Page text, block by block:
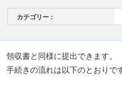
カテゴリー :
領収書と同様に提出できます。
手続きの流れは以下のとおりです